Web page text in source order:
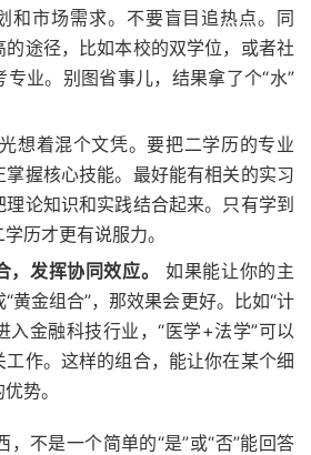
和市场需求。不要盲目追热点。同
的途径，比如本校的双学位，或者社
专业。别图省事儿，结果拿了个“水”
想着混个文凭。要把二学历的专业
握核心技能。最好能有相关的实习
论知识和实践结合起来。只有学到
历才更有说服力。
发挥协同效应。
如果能让你的主
黄金组合”，那效果会更好。比如“计
入金融科技行业，“医学+法学”可以
工作。这样的组合，能让你在某个细
势。
，不是一个简单的“是”或“否”能回答